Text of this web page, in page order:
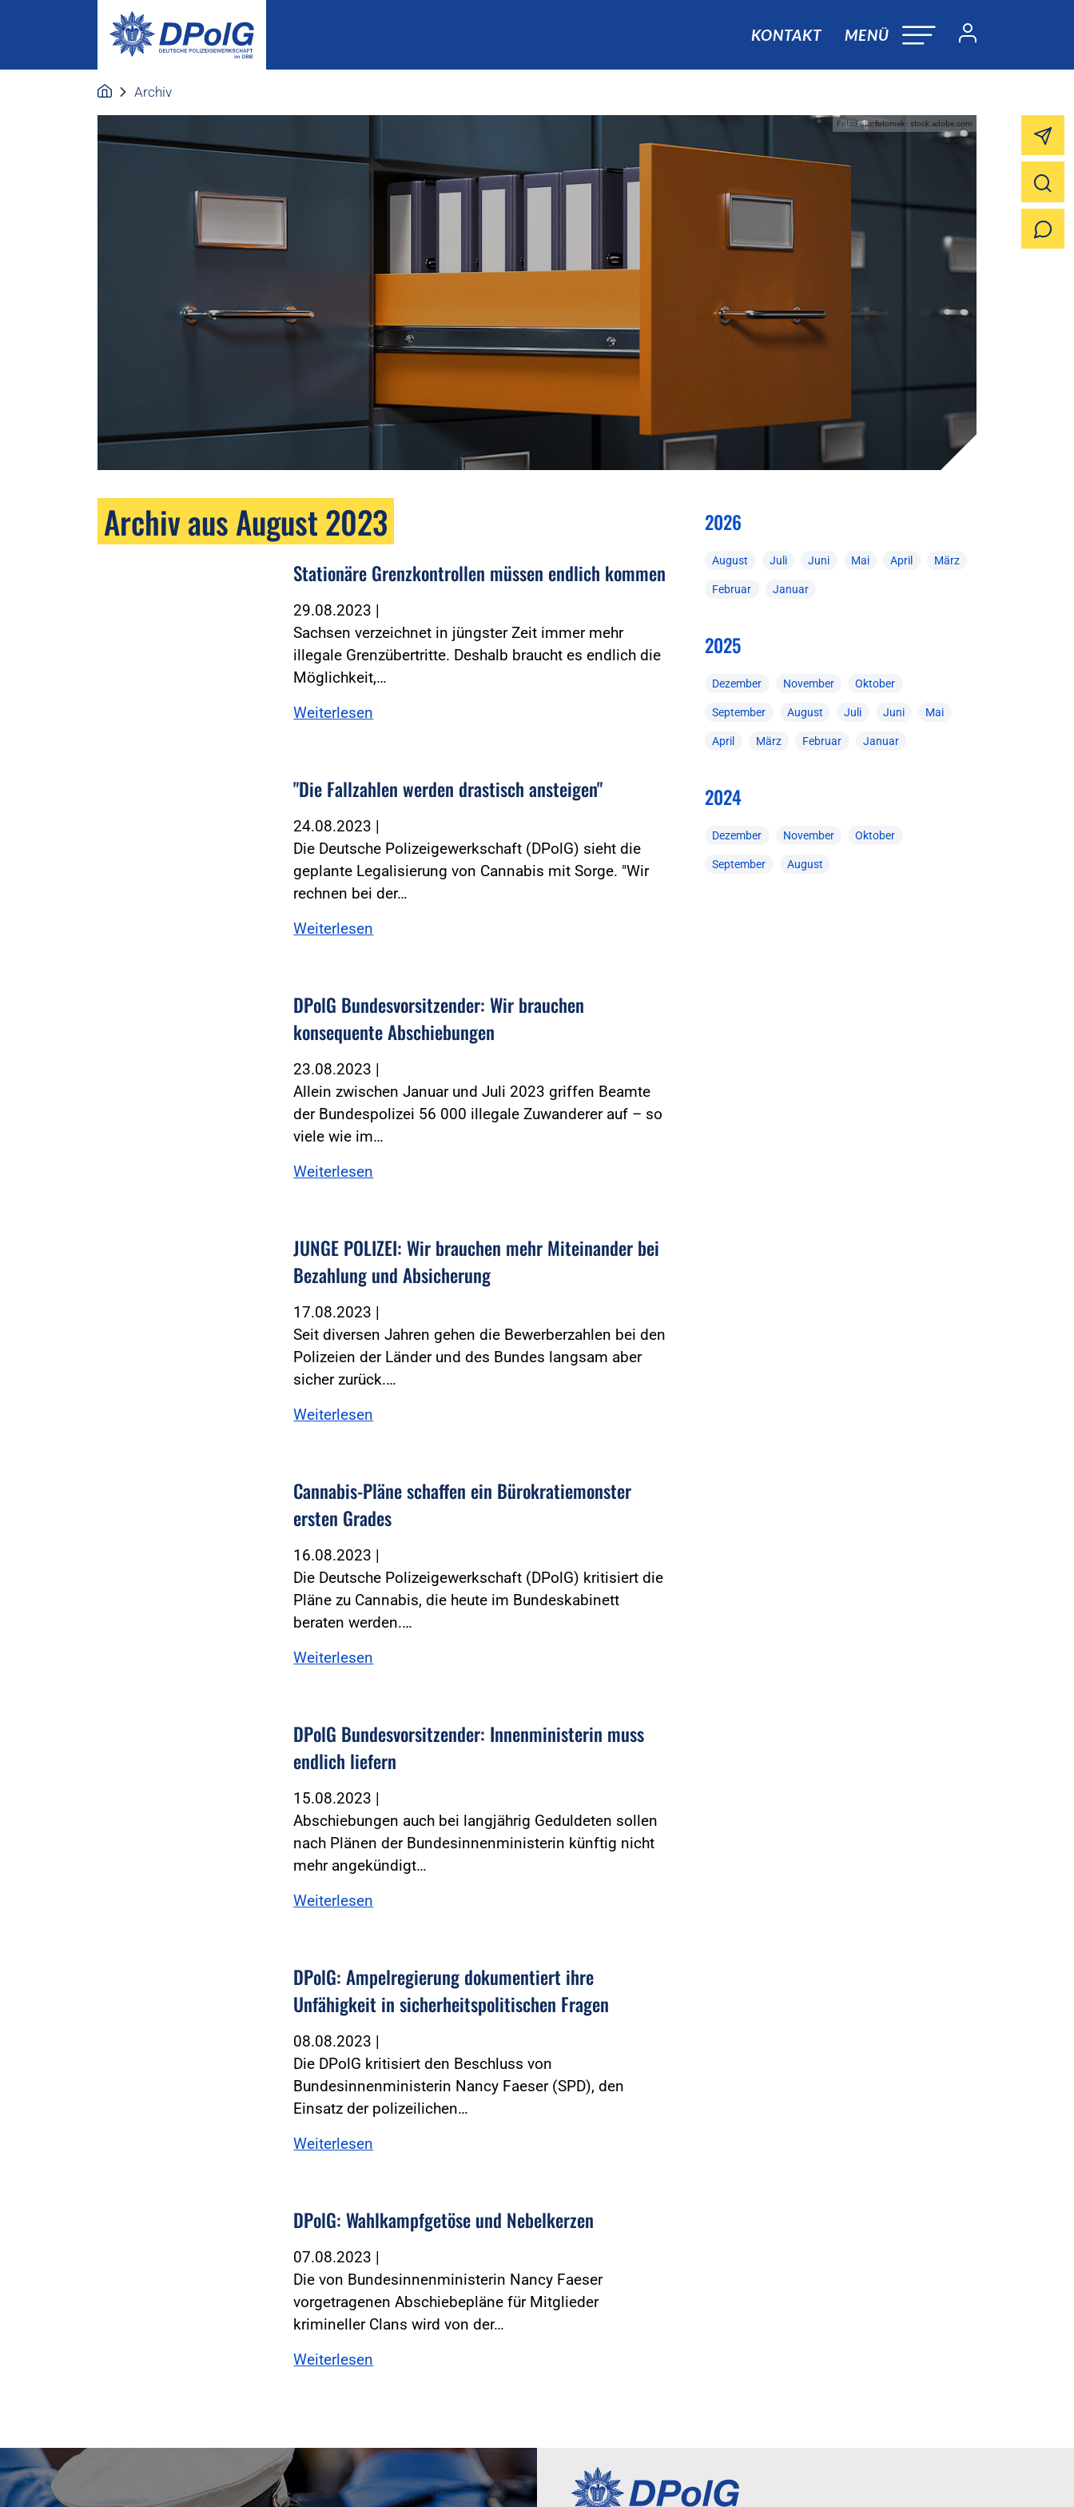
KONTAKT MENÜ
Archiv
Foto:Foto: fotomek - stock.adobe.com
Archiv aus August 2023
Stationäre Grenzkontrollen müssen endlich kommen
29.08.2023 |
Sachsen verzeichnet in jüngster Zeit immer mehr
illegale Grenzübertritte. Deshalb braucht es endlich die
Möglichkeit,…
Weiterlesen
"Die Fallzahlen werden drastisch ansteigen"
24.08.2023 |
Die Deutsche Polizeigewerkschaft (DPolG) sieht die
geplante Legalisierung von Cannabis mit Sorge. "Wir
rechnen bei der…
Weiterlesen
DPolG Bundesvorsitzender: Wir brauchen
konsequente Abschiebungen
23.08.2023 |
Allein zwischen Januar und Juli 2023 griffen Beamte
der Bundespolizei 56 000 illegale Zuwanderer auf – so
viele wie im…
Weiterlesen
JUNGE POLIZEI: Wir brauchen mehr Miteinander bei
Bezahlung und Absicherung
17.08.2023 |
Seit diversen Jahren gehen die Bewerberzahlen bei den
Polizeien der Länder und des Bundes langsam aber
sicher zurück.…
Weiterlesen
Cannabis-Pläne schaffen ein Bürokratiemonster
ersten Grades
16.08.2023 |
Die Deutsche Polizeigewerkschaft (DPolG) kritisiert die
Pläne zu Cannabis, die heute im Bundeskabinett
beraten werden.…
Weiterlesen
DPolG Bundesvorsitzender: Innenministerin muss
endlich liefern
15.08.2023 |
Abschiebungen auch bei langjährig Geduldeten sollen
nach Plänen der Bundesinnenministerin künftig nicht
mehr angekündigt…
Weiterlesen
DPolG: Ampelregierung dokumentiert ihre
Unfähigkeit in sicherheitspolitischen Fragen
08.08.2023 |
Die DPolG kritisiert den Beschluss von
Bundesinnenministerin Nancy Faeser (SPD), den
Einsatz der polizeilichen…
Weiterlesen
DPolG: Wahlkampfgetöse und Nebelkerzen
07.08.2023 |
Die von Bundesinnenministerin Nancy Faeser
vorgetragenen Abschiebepläne für Mitglieder
krimineller Clans wird von der…
Weiterlesen
2026
August Juli Juni Mai April März
Februar Januar
2025
Dezember November Oktober
September August Juli Juni Mai
April März Februar Januar
2024
Dezember November Oktober
September August